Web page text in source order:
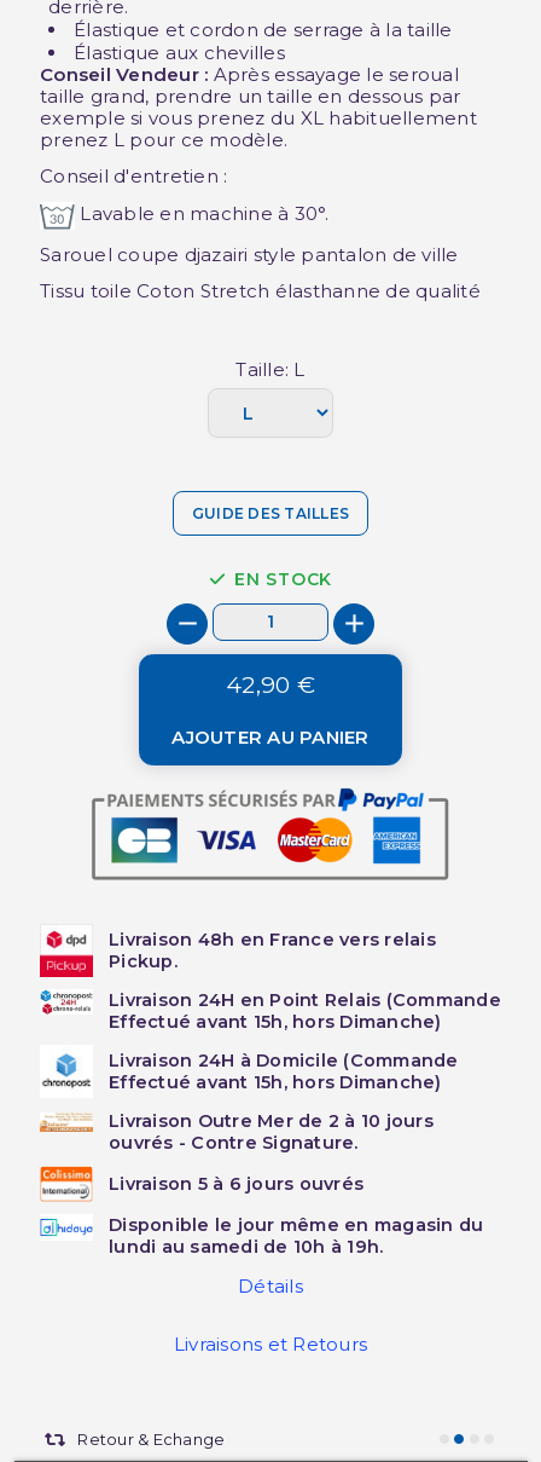
derrière.
Élastique et cordon de serrage à la taille
Élastique aux chevilles
Conseil Vendeur : Après essayage le seroual
taille grand, prendre un taille en dessous par
exemple si vous prenez du XL habituellement
prenez L pour ce modèle.
Conseil d'entretien :
Lavable en machine à 30°.
Sarouel coupe djazairi style pantalon de ville
Tissu toile Coton Stretch élasthanne de qualité
Taille: L
GUIDE DES TAILLES
EN STOCK
42,90 €
AJOUTER AU PANIER
Livraison 48h en France vers relais
Pickup.
Livraison 24H en Point Relais (Commande
Effectué avant 15h, hors Dimanche)
Livraison 24H à Domicile (Commande
Effectué avant 15h, hors Dimanche)
Livraison Outre Mer de 2 à 10 jours
ouvrés - Contre Signature.
Livraison 5 à 6 jours ouvrés
Disponible le jour même en magasin du
lundi au samedi de 10h à 19h.
Détails
Livraisons et Retours
Retour & Echange